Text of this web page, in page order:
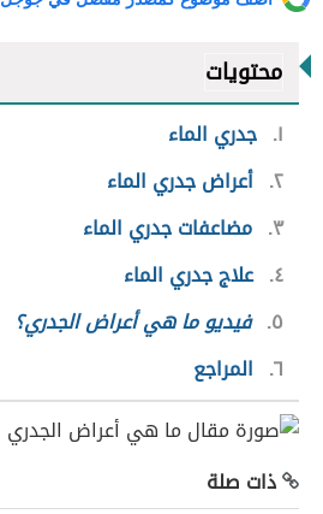
محتويات
١ جدري الماء
٢ أعراض جدري الماء
٣ مضاعفات جدري الماء
٤ علاج جدري الماء
٥ فيديو ما هي أعراض الجدري؟
٦ المراجع
ذات صلة